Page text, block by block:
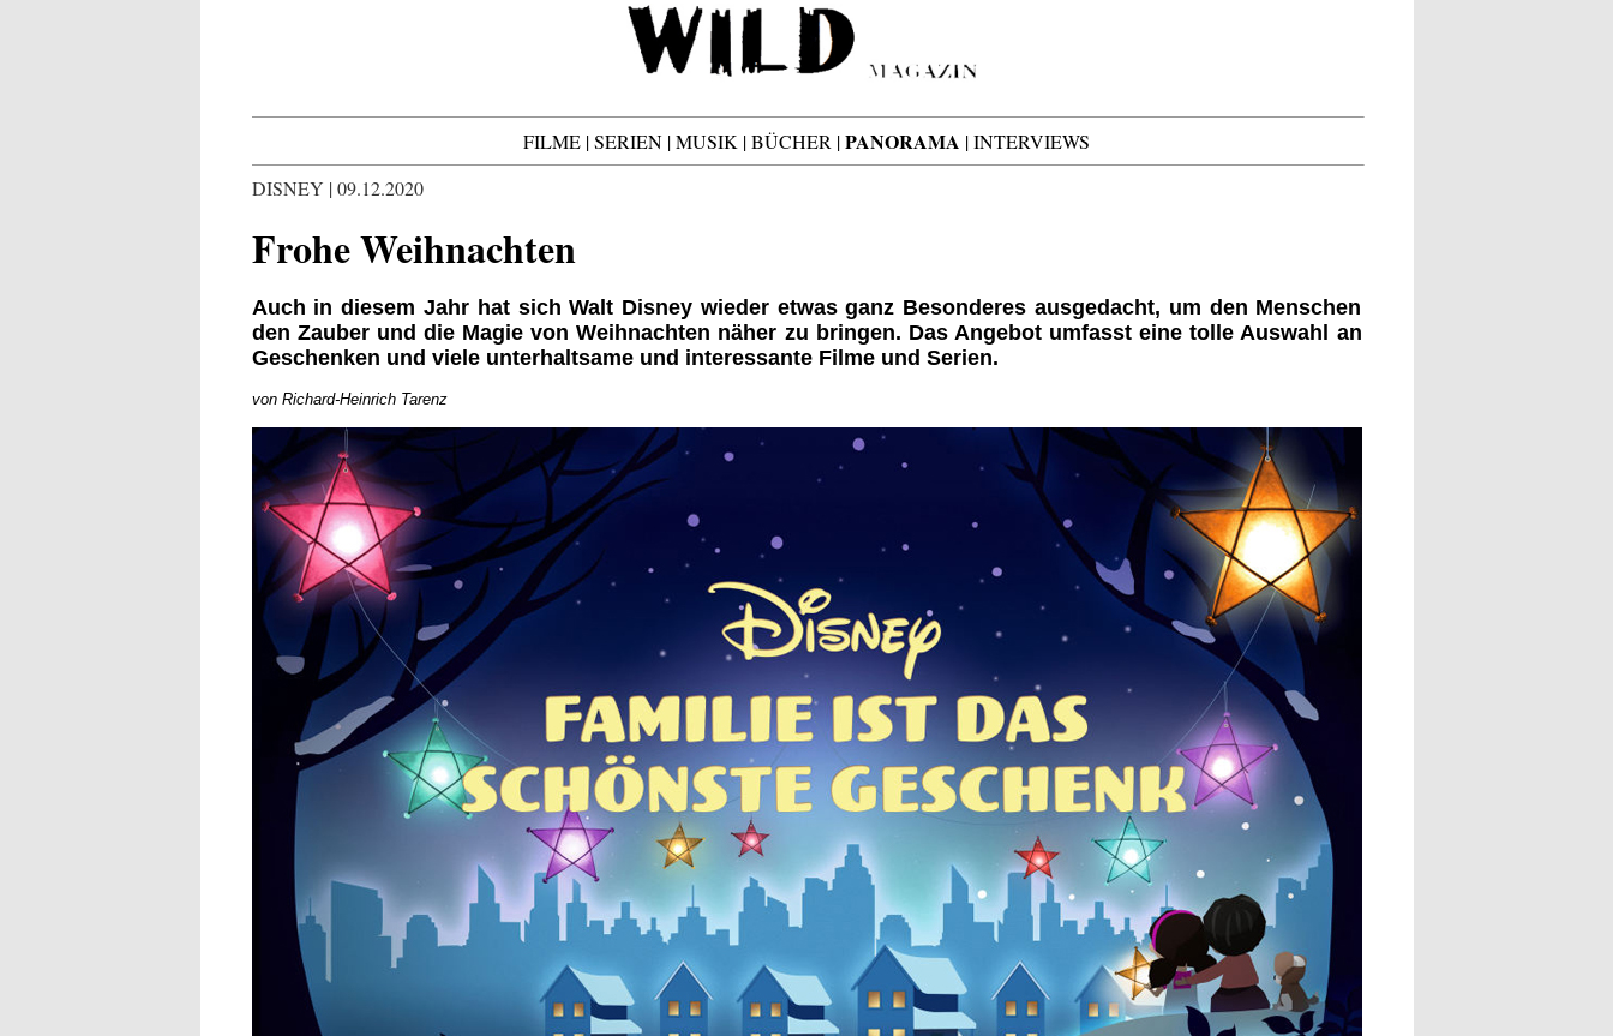
FILME |SERIEN |MUSIK |BÜCHER |PANORAMA |INTERVIEWS
DISNEY | 09.12.2020
Frohe Weihnachten
Auch in diesem Jahr hat sich Walt Disney wieder etwas ganz Besonderes ausgedacht, um den Menschen
den Zauber und die Magie von Weihnachten näher zu bringen. Das Angebot umfasst eine tolle Auswahl an
Geschenken und viele unterhaltsame und interessante Filme und Serien.
von Richard-Heinrich Tarenz